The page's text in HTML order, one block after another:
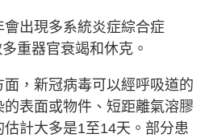
出現多系統炎症綜合症
重器官衰竭和休克。
，新冠病毒可以經呼吸道的
表面或物件、短距離氣溶膠
計大多是1至14天。部分患